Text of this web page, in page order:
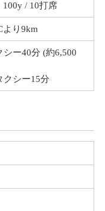
100y / 10打席
より9km
シー40分 (約6,500
クシー15分